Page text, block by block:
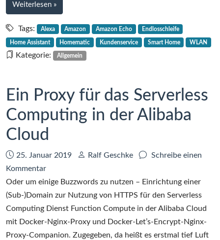
Weiterlesen bei
Im
Informationsdschungel
von
Amazon
»
Tags: Alexa Amazon Amazon Echo Endlosschleife
Home Assistant Homematic Kundenservice Smart Home WLAN
Kategorie: Allgemein
Ein Proxy für das Serverless
Computing in der Alibaba
Cloud
Datum:
25. Januar 2019 Autor:
Ralf Geschke
Schreibe einen
Kommentarzu
Ein
Proxy
für
das
Serverless
Oder um einige Buzzwords zu nutzen – Einrichtung einer
(Sub-)Domain zur Nutzung von HTTPS für den Serverless
Computing Dienst Function Compute in der Alibaba Cloud
mit Docker-Nginx-Proxy und Docker-Let’s-Encrypt-Nginx-
Proxy-Companion. Zugegeben, da heißt es erstmal tief Luft